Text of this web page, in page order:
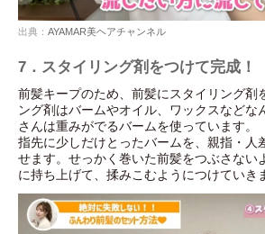
出典： AYAMAR美ヘアチャンネル
7．スタイリング剤をつけて完成！
前髪キープのため、前髪にスタイリング剤
ング剤はバームやオイル、ワックスなどな
さんは重みがでるバームを使っています。
指先に少しだけとったバームを、親指・人
せます。せっかく巻いた前髪をつぶさない
に持ち上げて、揉みこむようにつけていき